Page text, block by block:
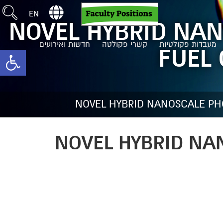
מעבדות פקולטיות קשרי פקולטה חדשות ואירועים
EN
NOVEL HYBRID
NOVEL HYBRID NANOSCALE
NOVEL HYBRID